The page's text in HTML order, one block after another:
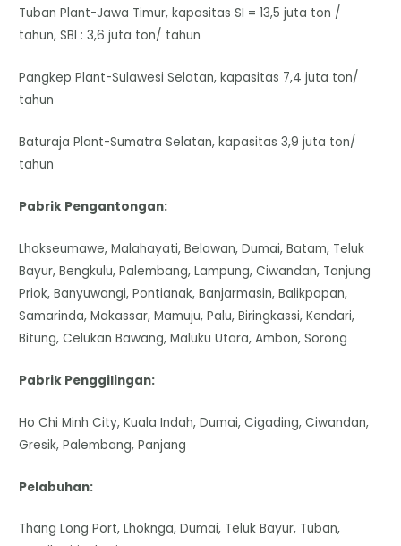
Tuban Plant-Jawa Timur, kapasitas SI = 13,5 juta ton /
tahun, SBI : 3,6 juta ton/ tahun
Pangkep Plant-Sulawesi Selatan, kapasitas 7,4 juta ton/
tahun
Baturaja Plant-Sumatra Selatan, kapasitas 3,9 juta ton/
tahun
Pabrik Pengantongan:
Lhokseumawe, Malahayati, Belawan, Dumai, Batam, Teluk
Bayur, Bengkulu, Palembang, Lampung, Ciwandan, Tanjung
Priok, Banyuwangi, Pontianak, Banjarmasin, Balikpapan,
Samarinda, Makassar, Mamuju, Palu, Biringkassi, Kendari,
Bitung, Celukan Bawang, Maluku Utara, Ambon, Sorong
Pabrik Penggilingan:
Ho Chi Minh City, Kuala Indah, Dumai, Cigading, Ciwandan,
Gresik, Palembang, Panjang
Pelabuhan:
Thang Long Port, Lhoknga, Dumai, Teluk Bayur, Tuban,